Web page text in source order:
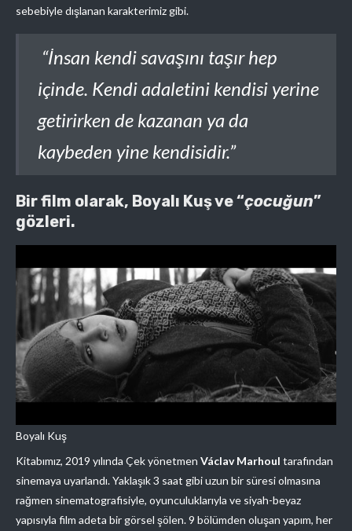
sebebiyle dışlanan karakterimiz gibi.
“İnsan kendi savaşını taşır hep
içinde. Kendi adaletini kendisi yerine
getirirken de kazanan ya da
kaybeden yine kendisidir.”
Bir film olarak, Boyalı Kuş ve “çocuğun”
gözleri.
Boyalı Kuş
Kitabımız, 2019 yılında Çek yönetmen Václav Marhoul tarafından
sinemaya uyarlandı. Yaklaşık 3 saat gibi uzun bir süresi olmasına
rağmen sinematografisiyle, oyunculuklarıyla ve siyah-beyaz
yapısıyla film adeta bir görsel şölen. 9 bölümden oluşan yapım, her